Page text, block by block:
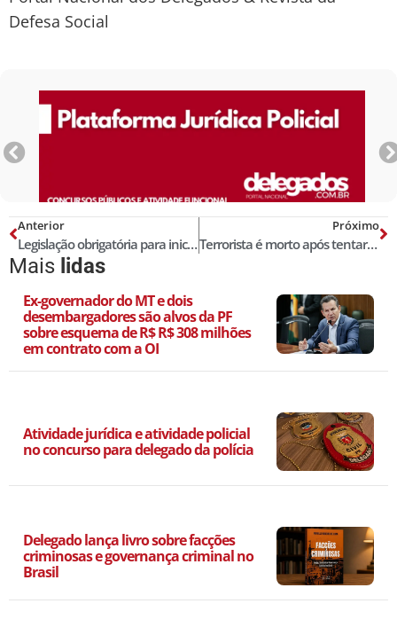
Defesa Social
Anterior
Legislação obrigatória para iniciar peças de delegado de polícia em 2024
Próximo
Terrorista é morto após tentar matar Donald Trump!
Mais lidas
Ex-governador do MT e dois
desembargadores são alvos da PF
sobre esquema de R$ R$ 308 milhões
em contrato com a OI
Atividade jurídica e atividade policial
no concurso para delegado da polícia
Delegado lança livro sobre facções
criminosas e governança criminal no
Brasil